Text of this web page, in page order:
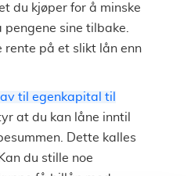
du kjøper for å minske
pengene sine tilbake.
rente på et slikt lån enn
til egenkapital til
at du kan låne inntil
Dette kalles
du stille noe